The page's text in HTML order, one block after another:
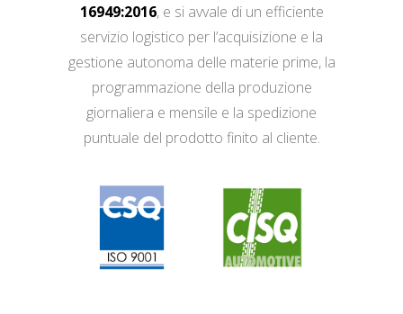
16949:2016, e si avvale di un efficiente
servizio logistico per l’acquisizione e la
gestione autonoma delle materie prime, la
programmazione della produzione
giornaliera e mensile e la spedizione
puntuale del prodotto finito al cliente.